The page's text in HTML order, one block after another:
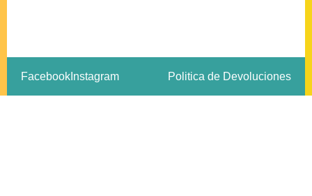
Facebook Instagram Politica de Devoluciones